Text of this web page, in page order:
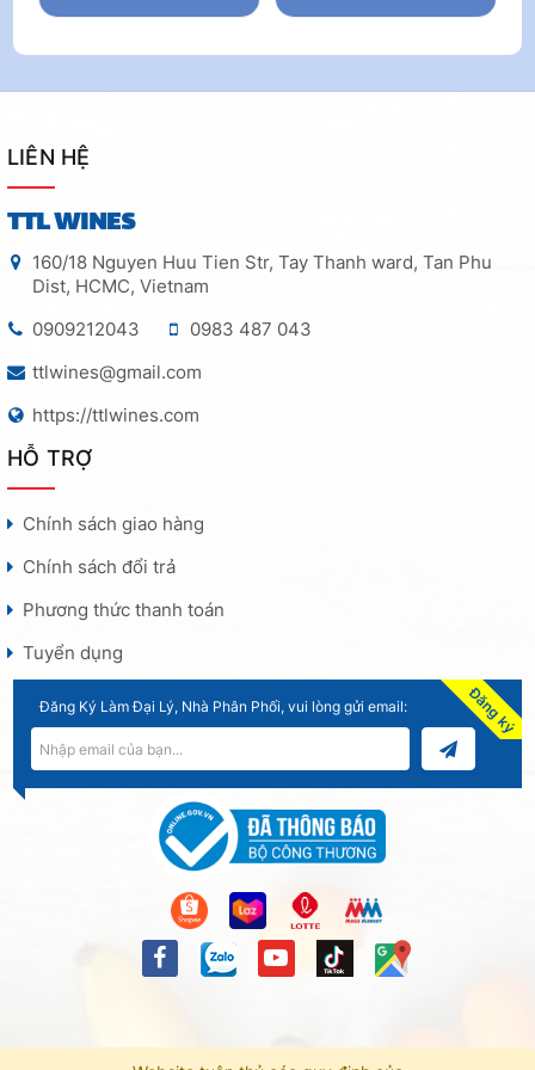
LIÊN HỆ
TTL WINES
160/18 Nguyen Huu Tien Str, Tay Thanh ward, Tan Phu
Dist, HCMC, Vietnam
0909212043
0983 487 043
ttlwines@gmail.com
https://ttlwines.com
HỖ TRỢ
Chính sách giao hàng
Chính sách đổi trả
Phương thức thanh toán
Tuyển dụng
Đăng Ký Làm Đại Lý, Nhà Phân Phối, vui lòng gửi email: Đăng ký